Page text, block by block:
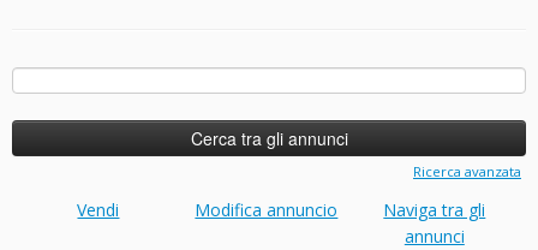
Ricerca
Ricerca avanzata
Vendi Modifica annuncio
Naviga tra gli
annunci